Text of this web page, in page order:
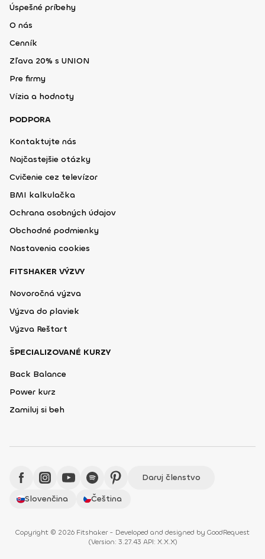
Úspešné príbehy
O nás
Cenník
Zľava 20% s UNION
Pre firmy
Vízia a hodnoty
PODPORA
Kontaktujte nás
Najčastejšie otázky
Cvičenie cez televízor
BMI kalkulačka
Ochrana osobných údajov
Obchodné podmienky
Nastavenia cookies
FITSHAKER VÝZVY
Novoročná výzva
Výzva do plaviek
Výzva Reštart
ŠPECIALIZOVANÉ KURZY
Back Balance
Power kurz
Zamiluj si beh
Daruj členstvo
Slovenčina
Čeština
Copyright © 2026 Fitshaker - Developed and designed by GoodRequest
(Version: 3.27.43 API: X.X.X)